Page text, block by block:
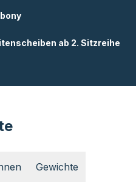
ab 2. Sitzreihe
Gewichte